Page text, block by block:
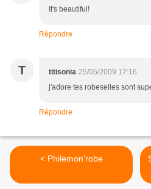
It's beautiful!
Répondre
T titisonia 25/05/2009 17:16
j'adore tes robeselles sont
Répondre
< Philemon'robe